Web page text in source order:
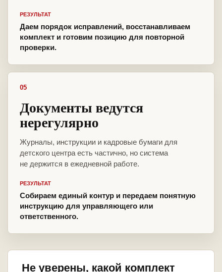
РЕЗУЛЬТАТ
Даем порядок исправлений, восстанавливаем
комплект и готовим позицию для повторной
проверки.
05
Документы ведутся
нерегулярно
Журналы, инструкции и кадровые бумаги для
детского центра есть частично, но система
не держится в ежедневной работе.
РЕЗУЛЬТАТ
Собираем единый контур и передаем понятную
инструкцию для управляющего или
ответственного.
Не уверены, какой комплект